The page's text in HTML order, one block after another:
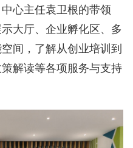
心主任袁卫根的带领
大厅、企业孵化区、多
间，了解从创业培训到
解读等各项服务与支持